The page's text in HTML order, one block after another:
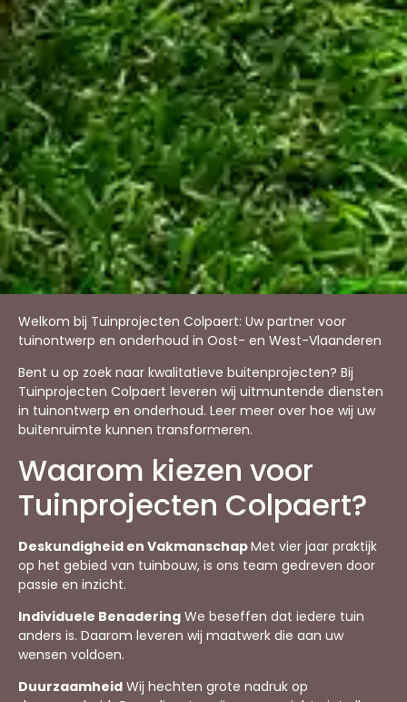
Welkom bij Tuinprojecten Colpaert: Uw partner voor
tuinontwerp en onderhoud in Oost- en West-Vlaanderen
Bent u op zoek naar kwalitatieve buitenprojecten? Bij
Tuinprojecten Colpaert leveren wij uitmuntende diensten
in tuinontwerp en onderhoud. Leer meer over hoe wij uw
buitenruimte kunnen transformeren.
Waarom kiezen voor
Tuinprojecten Colpaert?
Deskundigheid en VakmanschapMet vier jaar praktijk
op het gebied van tuinbouw, is ons team gedreven door
passie en inzicht.
Individuele Benadering We beseffen dat iedere tuin
anders is. Daarom leveren wij maatwerk die aan uw
wensen voldoen.
Duurzaamheid Wij hechten grote nadruk op